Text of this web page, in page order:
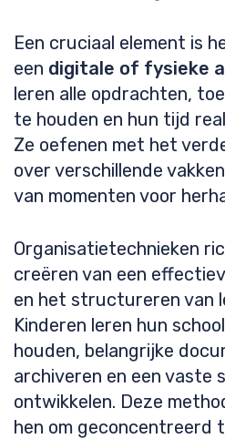
Een cruciaal element is
een digitale of fysieke
leren alle opdrachten,
te houden en hun tijd
Ze oefenen met het
over verschillende
van momenten voor
Organisatietechnieken
creëren van een
en het structureren van
Kinderen leren hun
houden, belangrijke
archiveren en een vaste
ontwikkelen. Deze
hen om geconcentreerd